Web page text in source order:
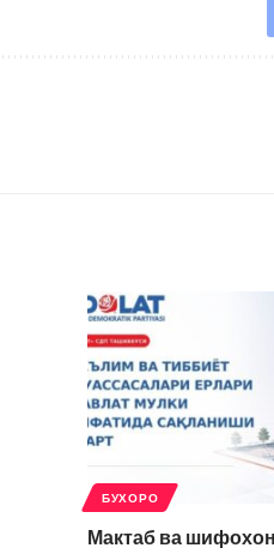
БУХОРО
Мактаб ва